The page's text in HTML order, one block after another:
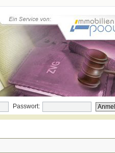
Passwort: